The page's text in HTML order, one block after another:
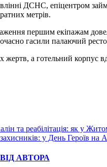
ДСНС, епіцентром
метрів.
першим екіпажам
гасили палаючий
а готельний корпус
та реабілітація: як у
у День Героїв
АВТОРА